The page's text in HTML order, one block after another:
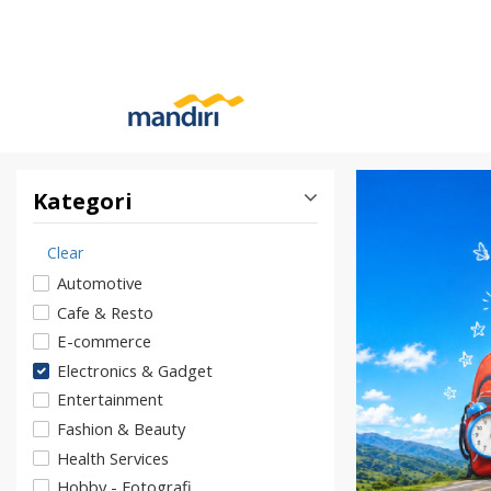
Kategori
Clear
Automotive
Cafe & Resto
E-commerce
Electronics & Gadget
Entertainment
Fashion & Beauty
Health Services